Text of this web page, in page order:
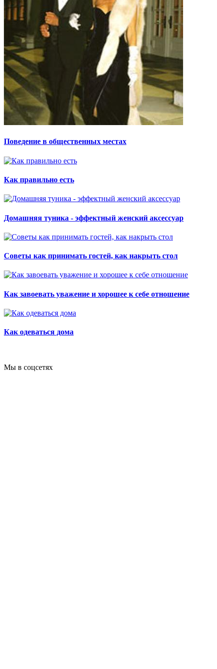
Поведение в общественных местах
Как правильно есть
Домашняя туника - эффектный женский аксессуар
Советы как принимать гостей, как накрыть стол
Как завоевать уважение и хорошее к себе отношение
Как одеваться дома
Мы в соцсетях